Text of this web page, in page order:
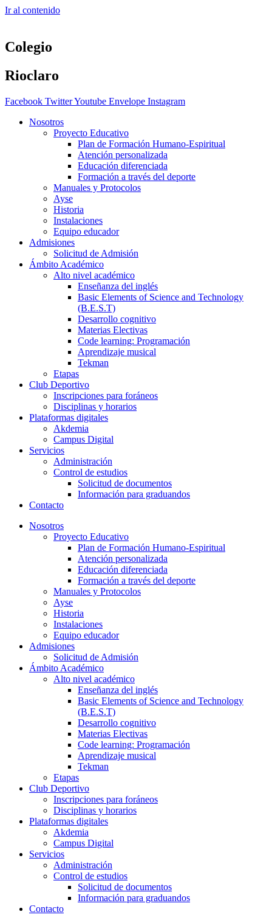
Ir al contenido
Colegio
Rioclaro
Facebook TwitterYoutube Envelope Instagram
Nosotros
Proyecto Educativo
Plan de Formación Humano-Espiritual
Atención personalizada
Educación diferenciada
Formación a través del deporte
Manuales y Protocolos
Ayse
Historia
Instalaciones
Equipo educador
Admisiones
Solicitud de Admisión
Ámbito Académico
Alto nivel académico
Enseñanza del inglés
Basic Elements of Science and Technology
(B.E.S.T)
Desarrollo cognitivo
Materias Electivas
Code learning: Programación
Aprendizaje musical
Tekman
Etapas
Club Deportivo
Inscripciones para foráneos
Disciplinas y horarios
Plataformas digitales
Akdemia
Campus Digital
Servicios
Administración
Control de estudios
Solicitud de documentos
Información para graduandos
Contacto
Nosotros
Proyecto Educativo
Plan de Formación Humano-Espiritual
Atención personalizada
Educación diferenciada
Formación a través del deporte
Manuales y Protocolos
Ayse
Historia
Instalaciones
Equipo educador
Admisiones
Solicitud de Admisión
Ámbito Académico
Alto nivel académico
Enseñanza del inglés
Basic Elements of Science and Technology
(B.E.S.T)
Desarrollo cognitivo
Materias Electivas
Code learning: Programación
Aprendizaje musical
Tekman
Etapas
Club Deportivo
Inscripciones para foráneos
Disciplinas y horarios
Plataformas digitales
Akdemia
Campus Digital
Servicios
Administración
Control de estudios
Solicitud de documentos
Información para graduandos
Contacto